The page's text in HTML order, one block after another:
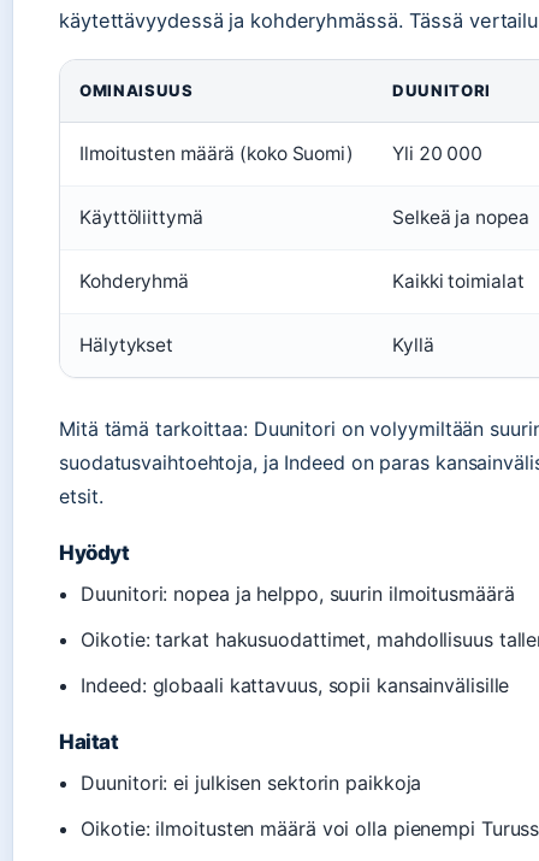
käytettävyydessä ja kohderyhmässä. Tässä
OMINAISUUS DUUNITORI
Ilmoitusten määrä (koko Suomi) Yli 20 000
Käyttöliittymä Selkeä ja nopea
Kohderyhmä Kaikki toimialat
Hälytykset Kyllä
Mitä tämä tarkoittaa: Duunitori on volyymiltään
suodatusvaihtoehtoja, ja Indeed on paras
etsit.
Hyödyt
Duunitori: nopea ja helppo, suurin ilmoitusmäärä
Oikotie: tarkat hakusuodattimet, mahdollisuus
Indeed: globaali kattavuus, sopii kansainvälisille
Haitat
Duunitori: ei julkisen sektorin paikkoja
Oikotie: ilmoitusten määrä voi olla pienempi